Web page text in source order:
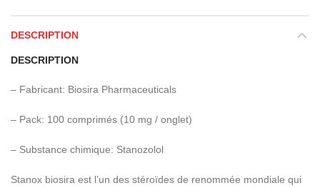
DESCRIPTION
DESCRIPTION
– Fabricant: Biosira Pharmaceuticals
– Pack: 100 comprimés (10 mg / onglet)
– Substance chimique: Stanozolol
Stanox biosira est l’un des stéroïdes de renommée mondiale qui